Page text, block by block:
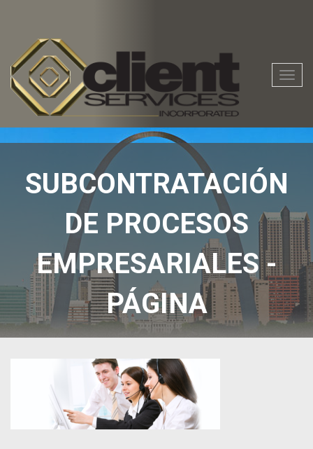
de
SUBCONTRATACIÓN
DE PROCESOS
EMPRESARIALES -
PÁGINA